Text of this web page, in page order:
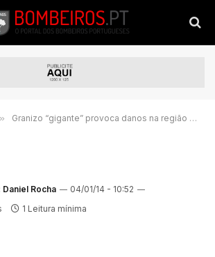
» Granizo “gigante” provoca danos na região do Porto
Daniel Rocha
04/01/14 - 10:52
1 Leitura mínima